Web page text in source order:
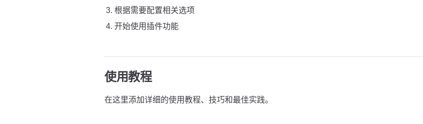
根据需要配置相关选项
开始使用插件功能
使用教程
在这里添加详细的使用教程、技巧和最佳实践。